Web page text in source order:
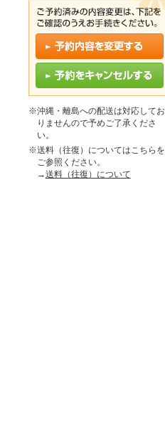
※沖縄・離島への配送は対応してお
りませんので予めご了承くださ
い。
※送料（往復）についてはこちらを
ご参照ください。
→送料（往復）について